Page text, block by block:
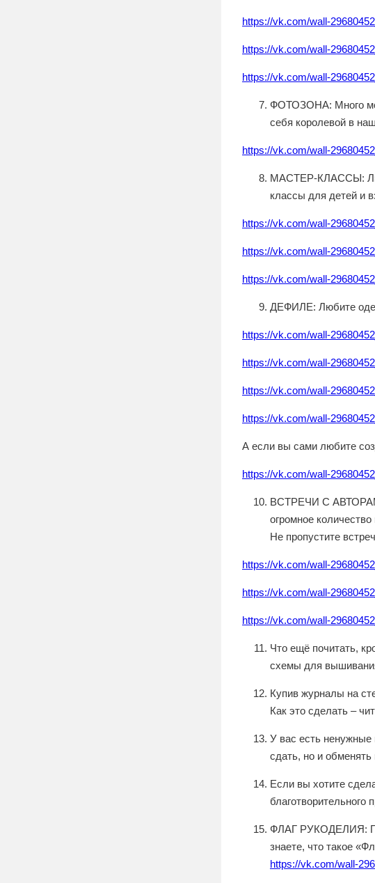
https://vk.com/wall-
https://vk.com/wall-
https://vk.com/wall-
ФОТОЗОНА: Много
себя королевой в
https://vk.com/wall-
МАСТЕР-КЛАССЫ:
классы для детей и
https://vk.com/wall-
https://vk.com/wall-
https://vk.com/wall-
ДЕФИЛЕ: Любите
https://vk.com/wall-
https://vk.com/wall-
https://vk.com/wall-
https://vk.com/wall-
А если вы сами любите
https://vk.com/wall-
ВСТРЕЧИ С
огромное
Не пропустите
https://vk.com/wall-
https://vk.com/wall-
https://vk.com/wall-
Что ещё почитать,
схемы для
Купив журналы на
Как это сделать –
У вас есть ненужные
сдать, но и
Если вы хотите
благотворительного
ФЛАГ РУКОДЕЛИЯ:
знаете, что такое
https://vk.com/wall-